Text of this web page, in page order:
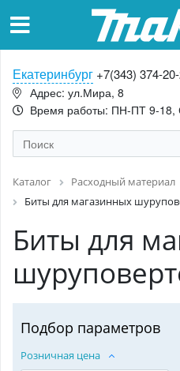
Екатеринбург +7(343) 374-
Адрес: ул.Мира, 8
Время работы: ПН-ПТ 9-18,
Каталог Расходный материал
Биты для магазинных
Биты для
Подбор параметров
Розничная цена